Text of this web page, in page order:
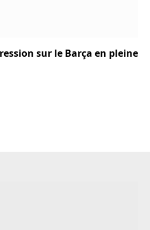
sur le Barça en pleine